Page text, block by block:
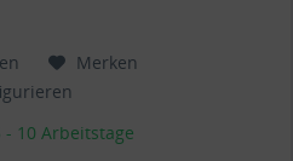
Merken
10 Arbeitstage